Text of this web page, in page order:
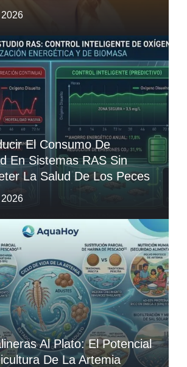
El Consumo De
En Sistemas RAS Sin
La Salud De Los Peces
Al Plato: El Potencial
De La Artemia